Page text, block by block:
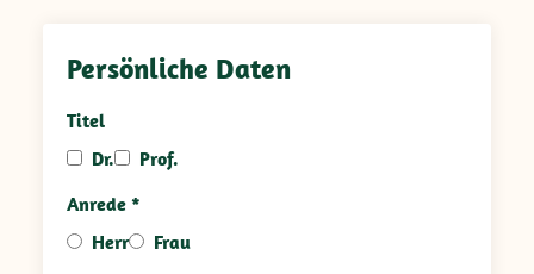
Persönliche Daten
Titel
Dr.
Prof.
Anrede *
Herr
Frau